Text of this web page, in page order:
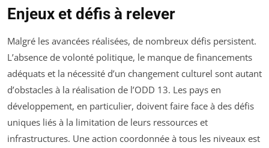
Enjeux et défis à relever
Malgré les avancées réalisées, de nombreux défis persistent.
L’absence de volonté politique, le manque de financements
adéquats et la nécessité d’un changement culturel sont autant
d’obstacles à la réalisation de l’ODD 13. Les pays en
développement, en particulier, doivent faire face à des défis
uniques liés à la limitation de leurs ressources et
infrastructures. Une action coordonnée à tous les niveaux est